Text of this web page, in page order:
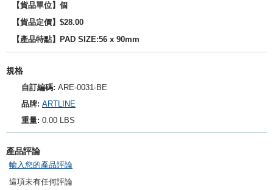
【貨品單位】個
【貨品定價】$28.00
【產品特點】
PAD SIZE:56 x 90mm
規格
自訂編碼: ARE-0031-BE
品牌: ARTLINE
重量: 0.00 LBS
產品評論
輸入您的產品評論
這項未有任何評論